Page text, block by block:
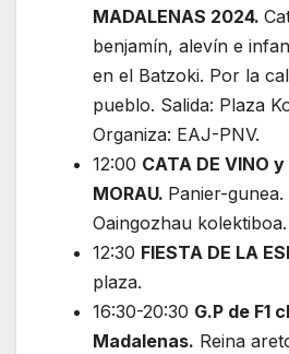
MADALENAS 2024.
benjamín, alevín e
en el Batzoki. Por la
pueblo. Salida: Plaza
Organiza: EAJ-PNV.
12:00 CATA DE VINO
MORAU. Panier-gunea.
Oaingozhau kolektiboa.
12:30 FIESTA DE LA
plaza.
16:30-20:30 G.P de F1
Madalenas. Reina